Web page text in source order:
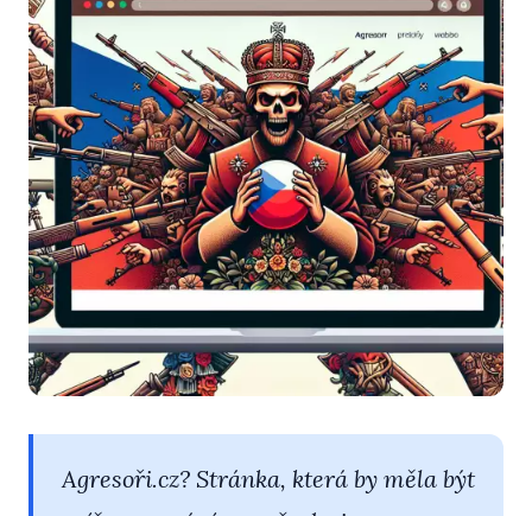
Agresoři.cz? Stránka, která by měla být